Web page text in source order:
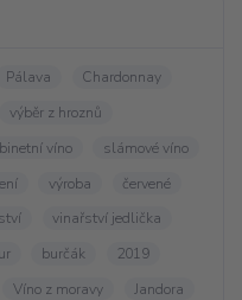
Pálava
Chardonnay
výběr z hroznů
víno
slámové víno
výroba
červené
vinařství jedlička
burčák
2019
Víno z moravy
Jandora